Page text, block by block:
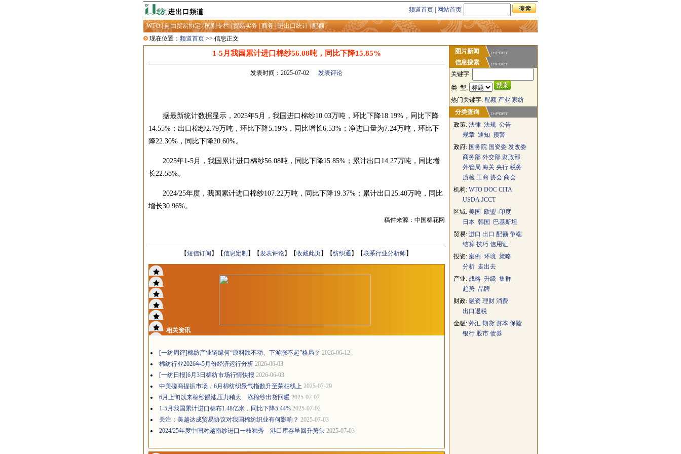
频道首页 网站首页
WTO|自由贸易协定|国别专栏|贸易实务 商务|进出口统计|配额
现在位置： 频道首页 >> 信息正文
1-5月我国累计进口棉纱56.08吨，同比下降15.85%
发表时间：2025-07-02 发表评论
据最新统计数据显示，2025年5月，我国进口棉纱10.03万吨，环比下降18.19%，同比下降
14.55%；出口棉纱2.79万吨，环比下降5.19%，同比增长6.53%；净进口量为7.24万吨，环比下
降22.30%，同比下降20.60%。
2025年1-5月，我国累计进口棉纱56.08吨，同比下降15.85%；累计出口14.27万吨，同比增
长22.58%。
2024/25年度，我国累计进口棉纱107.22万吨，同比下降19.37%；累计出口25.40万吨，同比
增长30.96%。
稿件来源：中国棉花网
【短信订阅 】【信息定制 】【发表评论】【收藏此页】【纺织通 】【联系行业分析师】
相关资讯
[一纺周评]棉纺产业链缘何“原料跌不动、下游涨不起”格局？ 2026-06-12
棉纺行业2026年5月份经济运行分析 2026-06-03
[一纺日报]6月3日棉纺市场行情快报 2026-06-03
中美磋商提振市场，6月棉纺织景气指数升至荣枯线上 2025-07-29
6月上旬以来棉纱跟涨压力稍大 涤棉纱出货回暖 2025-07-02
1-5月我国累计进口棉布1.48亿米，同比下降5.44% 2025-07-02
关注：美越达成贸易协议对我国棉纺织业有何影响？ 2025-07-03
2024/25年度中国对越南纱进口一枝独秀 港口库存呈回升势头 2025-07-03
图片新闻
信息搜索
关键字:
类 型:
热门关键字: 配额 产业 家纺
分类查询
政策: 法律 法规 公告
规章 通知 预警
政府: 国务院 国资委 发改委
商务部 外交部 财政部
外管局 海关 央行 税务
质检 工商 协会 商会
机构: WTO DOC CITA
USDA JCCT
区域: 美国 欧盟 印度
日本 韩国
巴基斯坦
贸易: 进口 出口 配额 争端
结算 技巧 信用证
投资: 案例 环境 策略
分析 走出去
产业: 战略 升级 集群
趋势 品牌
财政: 融资 理财 消费
出口退税
金融: 外汇 期货 资本 保险
银行 股市 债券